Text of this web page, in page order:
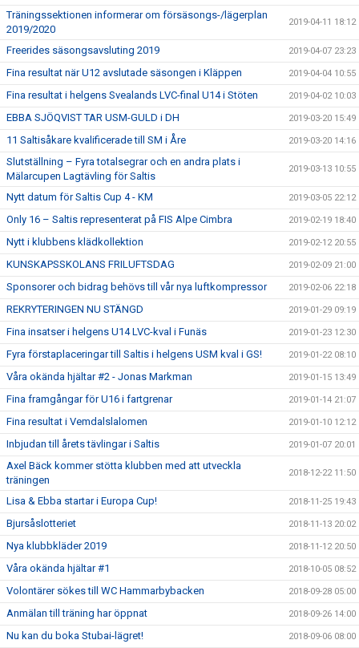
Träningssektionen informerar om försäsongs-/lägerplan
2019/2020
2019-04-11 18:12
Freerides säsongsavsluting 2019 2019-04-07 23:23
Fina resultat när U12 avslutade säsongen i Kläppen 2019-04-04 10:55
Fina resultat i helgens Svealands LVC-final U14 i Stöten 2019-04-02 10:03
EBBA SJÖQVIST TAR USM-GULD i DH 2019-03-20 15:49
11 Saltisåkare kvalificerade till SM i Åre 2019-03-20 14:16
Slutställning – Fyra totalsegrar och en andra plats i
Mälarcupen Lagtävling för Saltis
2019-03-13 10:55
Nytt datum för Saltis Cup 4 - KM 2019-03-05 22:12
Only 16 – Saltis representerat på FIS Alpe Cimbra 2019-02-19 18:40
Nytt i klubbens klädkollektion 2019-02-12 20:55
KUNSKAPSSKOLANS FRILUFTSDAG 2019-02-09 21:00
Sponsorer och bidrag behövs till vår nya luftkompressor 2019-02-06 22:18
REKRYTERINGEN NU STÄNGD 2019-01-29 09:19
Fina insatser i helgens U14 LVC-kval i Funäs 2019-01-23 12:30
Fyra förstaplaceringar till Saltis i helgens USM kval i GS! 2019-01-22 08:10
Våra okända hjältar #2 - Jonas Markman 2019-01-15 13:49
Fina framgångar för U16 i fartgrenar 2019-01-14 21:07
Fina resultat i Vemdalslalomen 2019-01-10 12:12
Inbjudan till årets tävlingar i Saltis 2019-01-07 20:01
Axel Bäck kommer stötta klubben med att utveckla
träningen
2018-12-22 11:50
Lisa & Ebba startar i Europa Cup! 2018-11-25 19:43
Bjursåslotteriet 2018-11-13 20:02
Nya klubbkläder 2019 2018-11-12 20:50
Våra okända hjältar #1 2018-10-05 08:52
Volontärer sökes till WC Hammarbybacken 2018-09-28 05:00
Anmälan till träning har öppnat 2018-09-26 14:00
Nu kan du boka Stubai-lägret! 2018-09-06 08:00